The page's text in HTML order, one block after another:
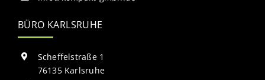
BÜRO KARLSRUHE
Scheffelstraße 1
76135 Karlsruhe